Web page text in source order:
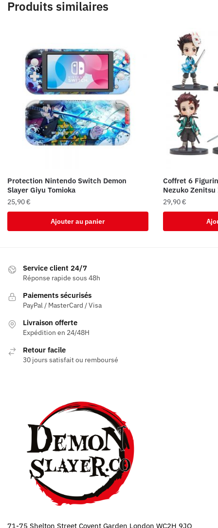
Produits similaires
Protection Nintendo Switch Demon
Slayer Giyu Tomioka
25,90€
Ajouter au panier
Coffret 6
Nezuko
29,90€
Service client 24/7
Réponse rapide sous 48h
Paiements sécurisés
PayPal / MasterCard / Visa
Livraison offerte
Expédition en 24/48H
Retour facile
30 jours satisfait ou remboursé
71-75 Shelton Street Covent Garden London WC2H 9JQ